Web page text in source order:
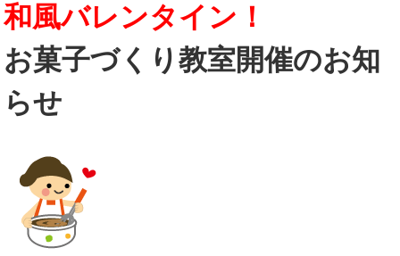
和風バレンタイン！
お菓子づくり教室開催のお知
らせ